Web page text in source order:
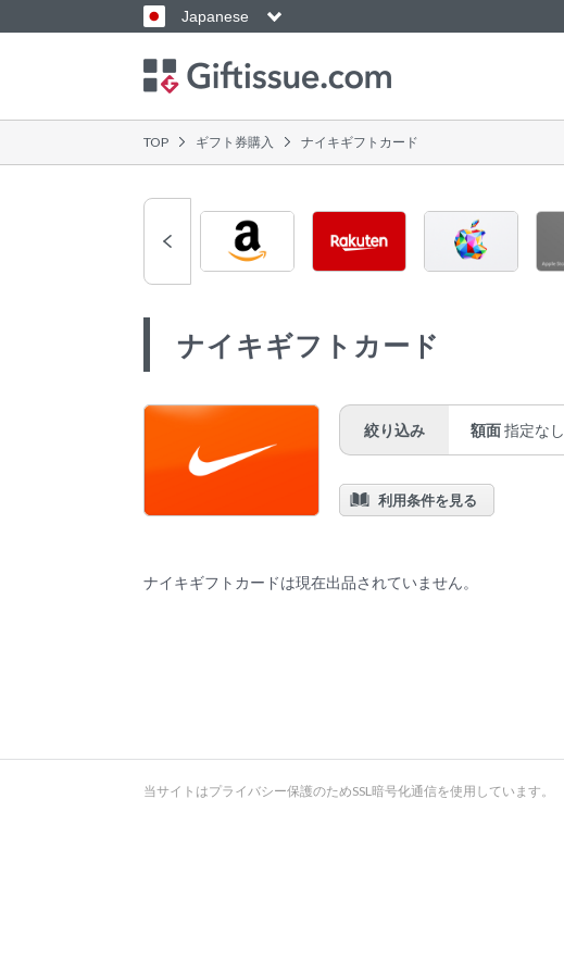
Japanese
TOP ギフト券購入 ナイキギフトカード
ナイキギフトカード
絞り込み 額面指定なし
利用条件を見る
ナイキギフトカードは現在出品されていません。
当サイトはプライバシー保護のためSSL暗号化通信を使用しています。